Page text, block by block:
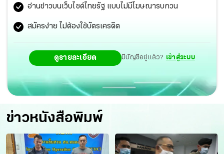
ซึ่งเป็นผู้ติดเชื้อเอชไอวีอายุ 18-24 ปี มีการตีตราตนเองสูงถึง
ร้อยละ 49.3 ถูกละเมิดสิทธิร้อยละ 7.5 และถูกเลือกปฏิบัติใน
ชุมชนร้อยละ 9.0
อ่านข่าวบนเว็บไซต์ไทยรัฐ แบบไม่มีโฆษณารบกวน
สมัครง่าย ไม่ต้องใช้บัตรเครดิต
ดูรายละเอียด มีบัญชีอยู่แล้ว? เข้าสู่ระบบ
ข่าวหนังสือพิมพ์